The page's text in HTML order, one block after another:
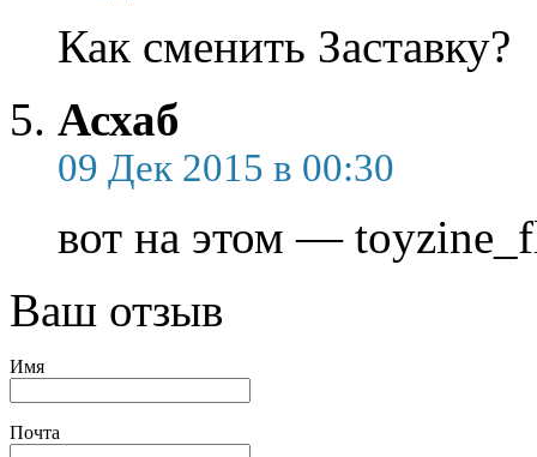
Как сменить Заставку?
Асхаб
09 Дек 2015 в 00:30
вот на этом —
Ваш отзыв
Имя
Почта